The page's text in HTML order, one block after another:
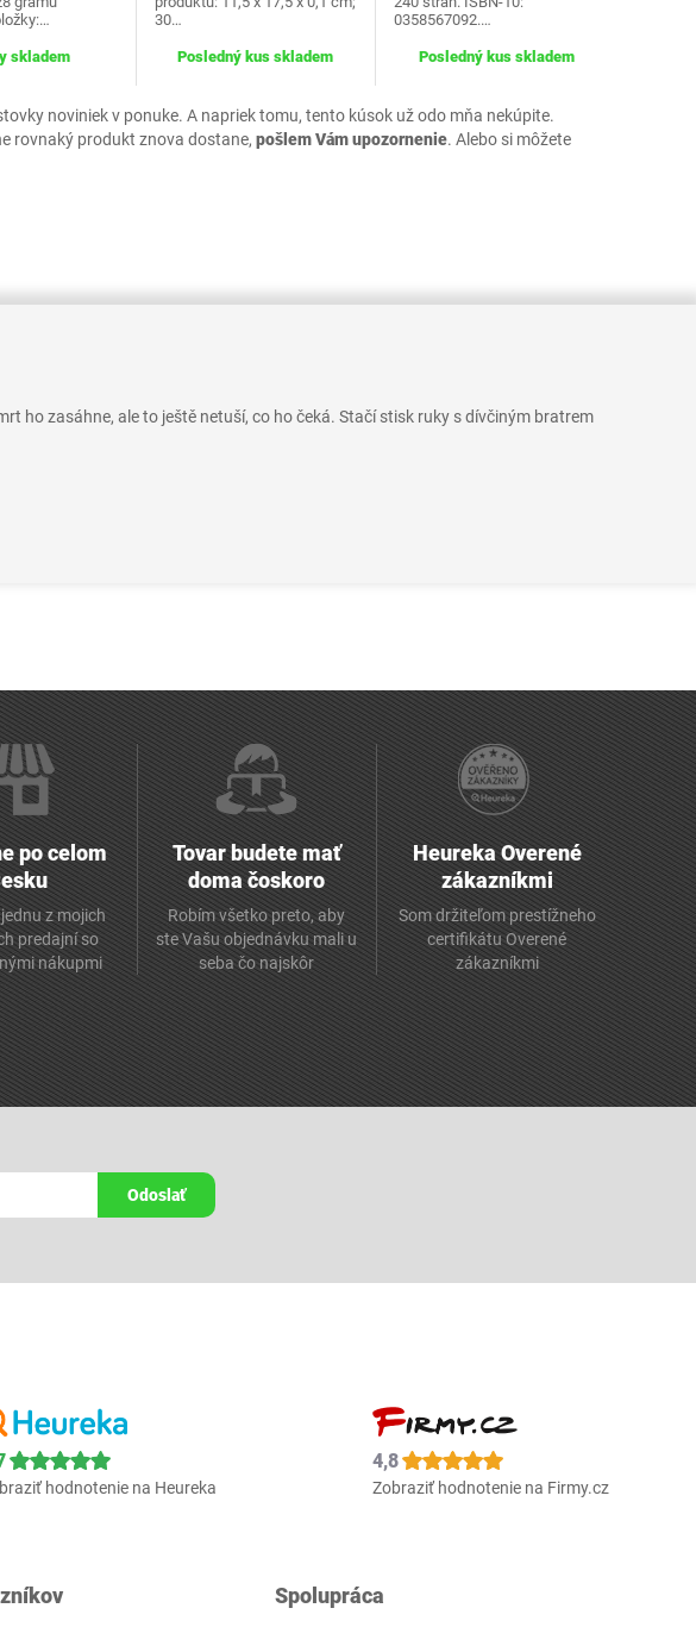
noviniek v ponuke. A napriek tomu, tento kúsok už odo mňa nekúpite.
rovnaký produkt znova dostane, pošlem Vám upozornenie. Alebo si môžete
skladem
30…
Posledný kus skladem
0358567092.…
Posledný kus skladem
ho zasáhne, ale to ještě netuší, co ho čeká. Stačí stisk ruky s dívčiným bratrem
po celom
z mojich
predajní so
nákupmi
Tovar budete mať
doma čoskoro
Robím všetko preto, aby
ste Vašu objednávku mali u
seba čo najskôr
Heureka Overené
zákazníkmi
Som držiteľom prestížneho
certifikátu Overené
zákazníkmi
Odoslať
hodnotenie na Heureka
4,8
Zobraziť hodnotenie na Firmy.cz
Spolupráca